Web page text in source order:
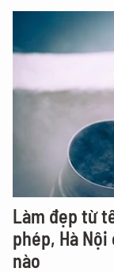
Làm đẹp từ
phép, Hà
nào